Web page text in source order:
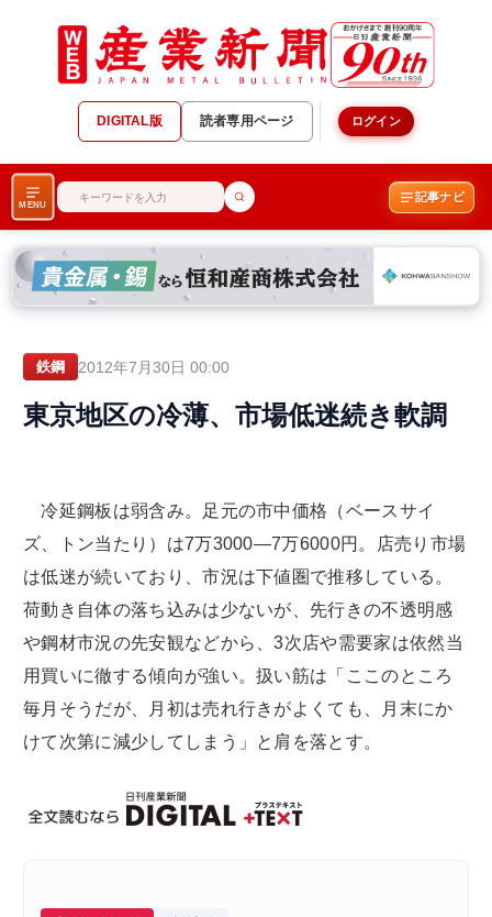
DIGITAL版 読者専用ページ ログイン
MENU
記事ナビ
鉄鋼 2012年7月30日 00:00
東京地区の冷薄、市場低迷続き軟調
冷延鋼板は弱含み。足元の市中価格（ベースサイ
ズ、トン当たり）は7万3000―7万6000円。店売り市場
は低迷が続いており、市況は下値圏で推移している。
荷動き自体の落ち込みは少ないが、先行きの不透明感
や鋼材市況の先安観などから、3次店や需要家は依然当
用買いに徹する傾向が強い。扱い筋は「ここのところ
毎月そうだが、月初は売れ行きがよくても、月末にか
けて次第に減少してしまう」と肩を落とす。